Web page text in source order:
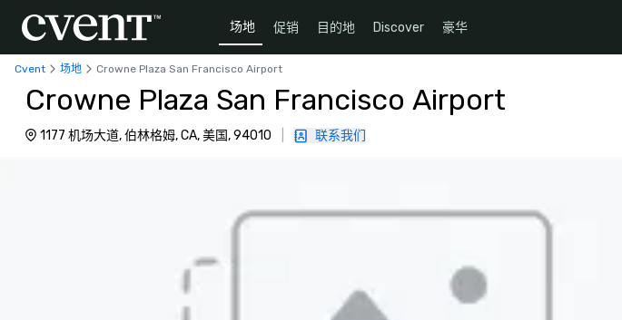
场地 促销 目的地 Discover 豪华
Cvent 场地 Crowne Plaza San Francisco Airport
Crowne Plaza San Francisco Airport
1177 机场大道, 伯林格姆, CA, 美国, 94010 联系我们